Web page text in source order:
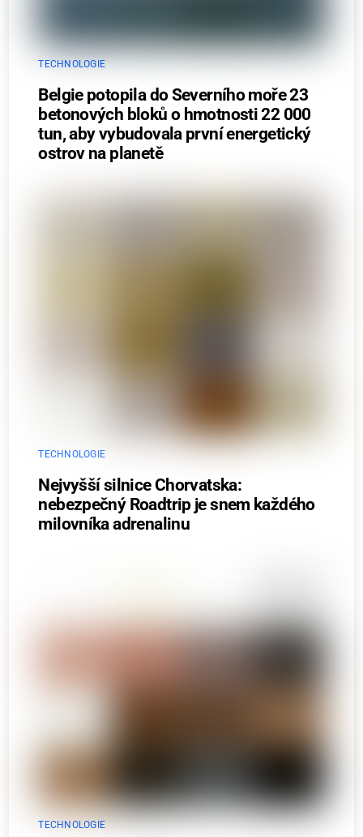
TECHNOLOGIE
Belgie potopila do Severního moře 23
betonových bloků o hmotnosti 22 000
tun, aby vybudovala první energetický
ostrov na planetě
TECHNOLOGIE
Nejvyšší silnice Chorvatska:
nebezpečný Roadtrip je snem každého
milovníka adrenalinu
TECHNOLOGIE